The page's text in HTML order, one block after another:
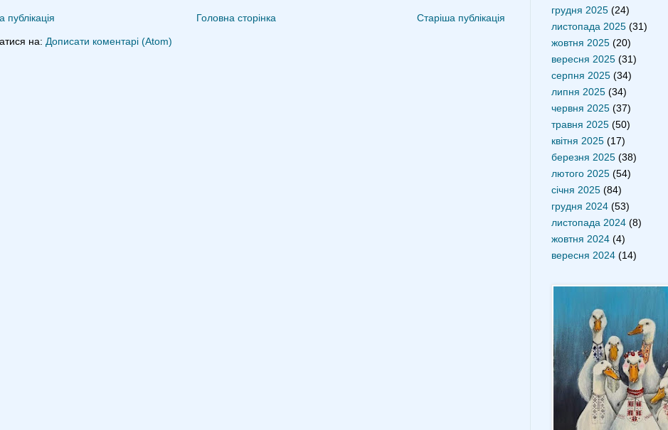
публікація Старіша публікація
Головна сторінка
на: Дописати коментарі (Atom)
грудня 2025 (24)
листопада 2025 (31)
жовтня 2025 (20)
вересня 2025 (31)
серпня 2025 (34)
липня 2025 (34)
червня 2025 (37)
травня 2025 (50)
квітня 2025 (17)
березня 2025 (38)
лютого 2025 (54)
січня 2025 (84)
грудня 2024 (53)
листопада 2024 (8)
жовтня 2024 (4)
вересня 2024 (14)